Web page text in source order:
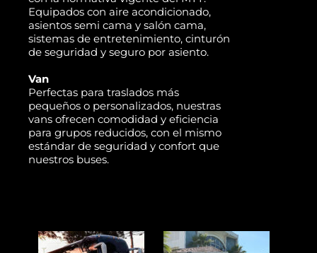
Equipados con aire acondicionado,
asientos semi cama y salón cama,
sistemas de entretenimiento, cinturón
de seguridad y seguro por asiento.
Van
Perfectas para traslados más
pequeños o personalizados, nuestras
vans ofrecen comodidad y eficiencia
para grupos reducidos, con el mismo
estándar de seguridad y confort que
nuestros buses.